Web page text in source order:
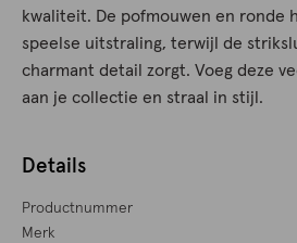
kwaliteit. De pofmouwen en ronde
speelse uitstraling, terwijl de
charmant detail zorgt. Voeg deze
aan je collectie en straal in stijl.
Details
Productnummer
Merk